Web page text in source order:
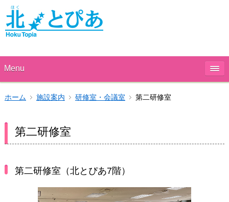
Menu
ホーム 施設案内 研修室・会議室 第二研修室
第二研修室
第二研修室（北とぴあ7階）